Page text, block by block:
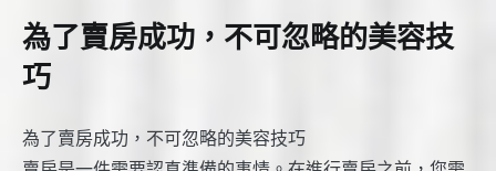
為了賣房成功，不可忽略的美容技
巧
為了賣房成功，不可忽略的美容技巧